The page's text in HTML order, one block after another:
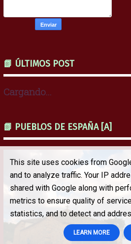
📗 ÚLTIMOS POST
Cargando...
📗 PUEBLOS DE ESPAÑA [A]
This site uses cookies from
and to analyze traffic. Your IP
shared with Google along with
metrics to ensure quality of
statistics, and to detect and
LEARN MORE